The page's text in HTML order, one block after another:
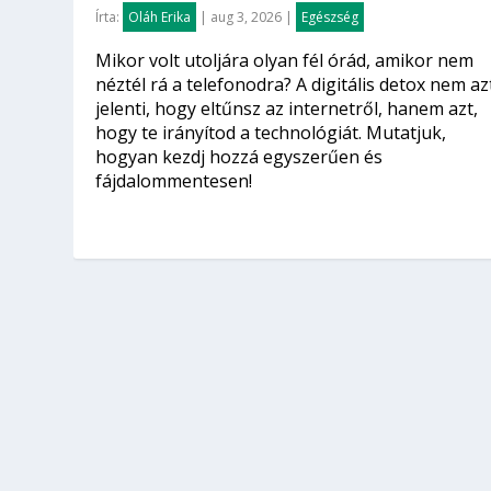
Írta: Oláh Erika | aug 3, 2026 | Egészség
Mikor volt utoljára olyan fél órád, amikor nem
néztél rá a telefonodra? A digitális detox nem
jelenti, hogy eltűnsz az internetről, hanem azt,
hogy te irányítod a technológiát. Mutatjuk,
hogyan kezdj hozzá egyszerűen és
fájdalommentesen!